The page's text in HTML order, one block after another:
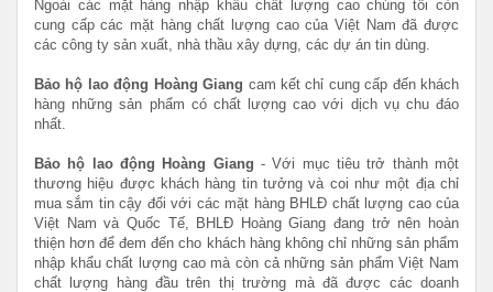
Ngoài các mặt hàng nhập khẩu chất lượng cao chúng tôi còn
cung cấp các mặt hàng chất lượng cao của Việt Nam đã được
các công ty sản xuất, nhà thầu xây dựng, các dự án tin dùng.
Bảo hộ lao động Hoàng Giang cam kết chỉ cung cấp đến khách
hàng những sản phẩm có chất lượng cao với dịch vụ chu đáo
nhất.
Bảo hộ lao động Hoàng Giang - Với mục tiêu trở thành một
thương hiệu được khách hàng tin tưởng và coi như một địa chỉ
mua sắm tin cậy đối với các mặt hàng BHLĐ chất lượng cao của
Việt Nam và Quốc Tế,
BHLĐ Hoàng Giang đang trở nên hoàn
thiện hơn để đem đến cho khách hàng không chỉ những sản phẩm
nhập khẩu chất lượng cao mà còn cả những sản phẩm Việt Nam
chất lượng hàng đầu trên thị trường mà đã được các doanh